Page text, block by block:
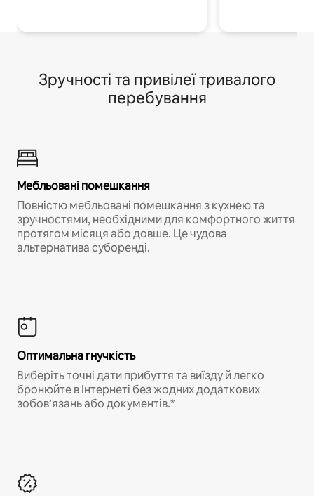
Зручності та привілеї тривалого
перебування
Мебльовані помешкання
Повністю мебльовані помешкання з кухнею та
зручностями, необхідними для комфортного життя
протягом місяця або довше. Це чудова
альтернатива суборенді.
Оптимальна гнучкість
Виберіть точні дати прибуття та виїзду й легко
бронюйте в Інтернеті без жодних додаткових
зобов’язань або документів.*